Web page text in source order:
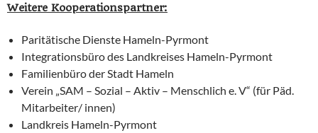
Weitere Kooperationspartner:
Paritätische Dienste Hameln-Pyrmont
Integrationsbüro des Landkreises Hameln-Pyrmont
Familienbüro der Stadt Hameln
Verein „SAM – Sozial – Aktiv – Menschlich e. V“ (für Päd.
Mitarbeiter/ innen)
Landkreis Hameln-Pyrmont